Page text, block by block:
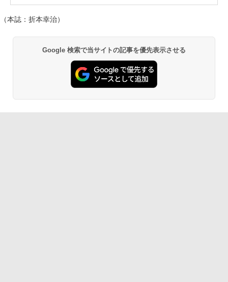
（本誌：折本幸治）
Google 検索で当サイトの記事を優先表示させる